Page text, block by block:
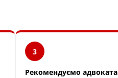
3
Рекомендуємо адвоката